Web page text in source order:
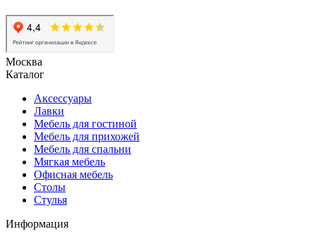
Москва
Каталог
Аксессуары
Лавки
Мебель для гостиной
Мебель для прихожей
Мебель для спальни
Мягкая мебель
Офисная мебель
Столы
Стулья
Информация